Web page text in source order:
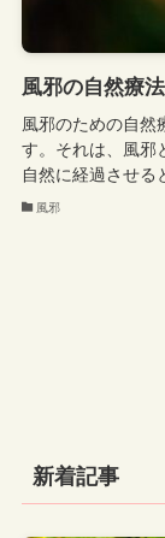
風邪の自然療
風邪のための自然
す。それは、風邪
自然に経過させる
風邪
新着記事